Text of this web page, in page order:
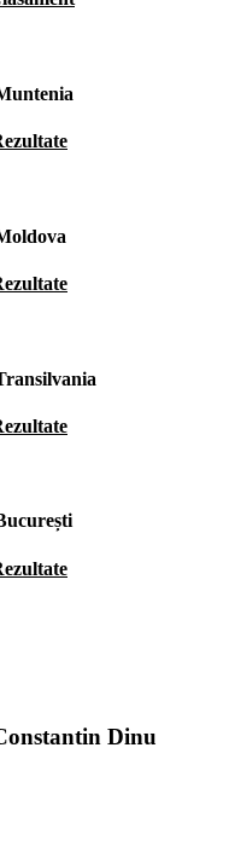
Dinu